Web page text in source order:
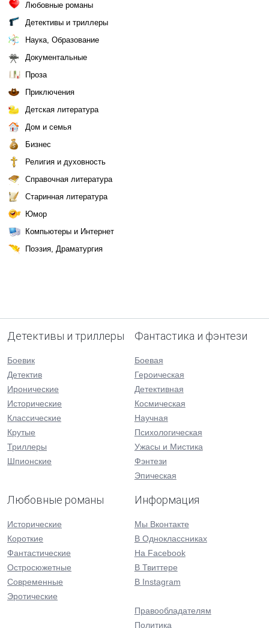
Любовные романы
Детективы и триллеры
Наука, Образование
Документальные
Проза
Приключения
Детская литература
Дом и семья
Бизнес
Религия и духовность
Справочная литература
Старинная литература
Юмор
Компьютеры и Интернет
Поэзия, Драматургия
Детективы и триллеры
Боевик
Детектив
Иронические
Исторические
Классические
Крутые
Триллеры
Шпионские
Фантастика и фэнтези
Боевая
Героическая
Детективная
Космическая
Научная
Психологическая
Ужасы и Мистика
Фэнтези
Эпическая
Любовные романы
Исторические
Короткие
Фантастические
Остросюжетные
Современные
Эротические
Информация
Мы Вконтакте
В Одноклассниках
На Facebook
В Твиттере
В Instagram
Правообладателям
Политика